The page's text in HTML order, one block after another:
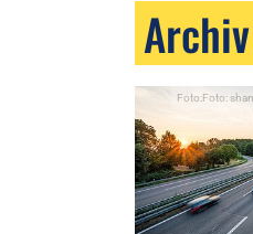
Foto:Foto: